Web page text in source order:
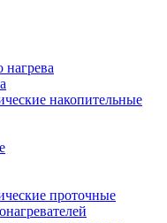
накопительные
проточные